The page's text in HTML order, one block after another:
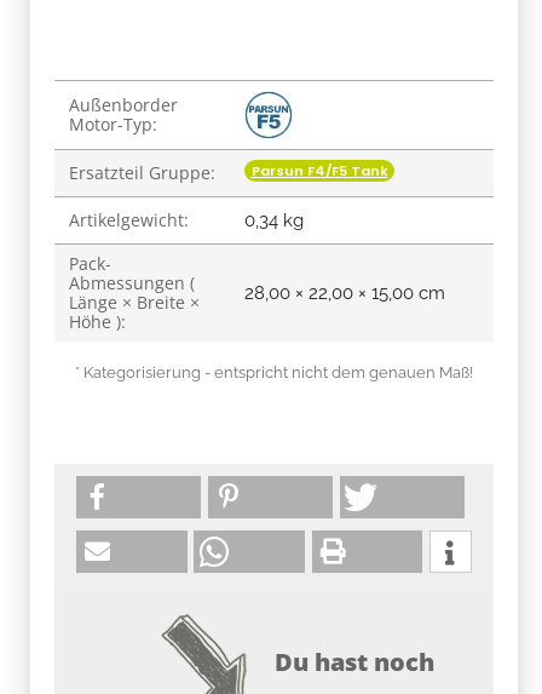
Produkteigenschaft
Wert
Außenborder
Motor-Typ:
Ersatzteil Gruppe: Parsun F4/F5 Tank
Artikelgewicht: 0,34 kg
Pack-
Abmessungen (
Länge × Breite ×
Höhe ):
28,00 × 22,00 × 15,00 cm
* Kategorisierung - entspricht nicht dem genauen Maß!
Du hast noch